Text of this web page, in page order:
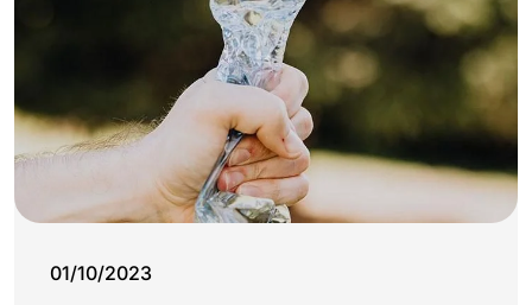
01/10/2023